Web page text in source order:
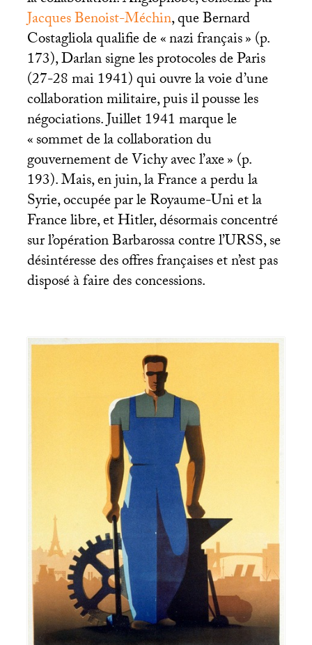
Jacques Benoist-Méchin, que Bernard
Costagliola qualifie de «nazi français» (p.
173), Darlan signe les protocoles de Paris
(27-28 mai 1941) qui ouvre la voie d’une
collaboration militaire, puis il pousse les
négociations. Juillet 1941 marque le
«sommet de la collaboration du
gouvernement de Vichy avec l’axe» (p.
193). Mais, en juin, la France a perdu la
Syrie, occupée par le Royaume-Uni et la
France libre, et Hitler, désormais concentré
sur l’opération Barbarossa contre l’URSS, se
désintéresse des offres françaises et n’est pas
disposé à faire des concessions.